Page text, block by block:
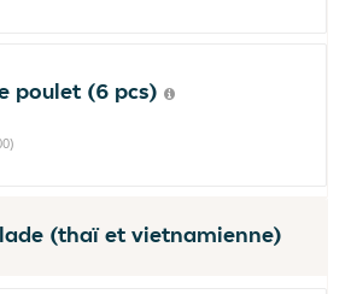
poulet (6 pcs)
(thaï et vietnamienne)